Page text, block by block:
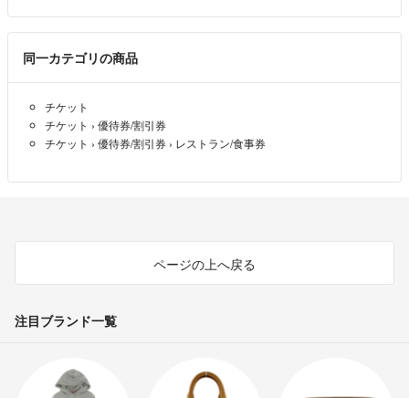
同一カテゴリの商品
チケット
チケット › 優待券/割引券
チケット › 優待券/割引券 › レストラン/食事券
ページの上へ戻る
注目ブランド一覧